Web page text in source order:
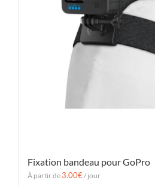
Fixation bandeau pour GoPro
À partir de3.00€/ jour